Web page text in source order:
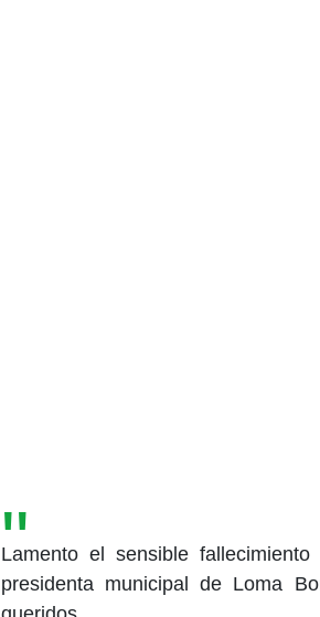
Lamento el sensible
presidenta municipal de Loma